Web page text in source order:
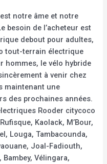
notre âme et notre
besoin de l’acheteur est
debout pour adultes,
tout-terrain électrique
hommes, le vélo hybride
à venir chez
maintenant une
des prochaines années.
Rooder citycoco
Kaolack, M’Bour,
Louga, Tambacounda,
Joal-Fadiouth,
Vélingara,